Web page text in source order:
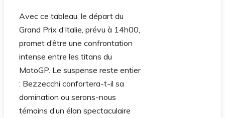
Avec ce tableau, le départ du
Grand Prix d’Italie, prévu à 14h00,
promet d’être une confrontation
intense entre les titans du
MotoGP. Le suspense reste entier
: Bezzecchi confortera-t-il sa
domination ou serons-nous
témoins d’un élan spectaculaire